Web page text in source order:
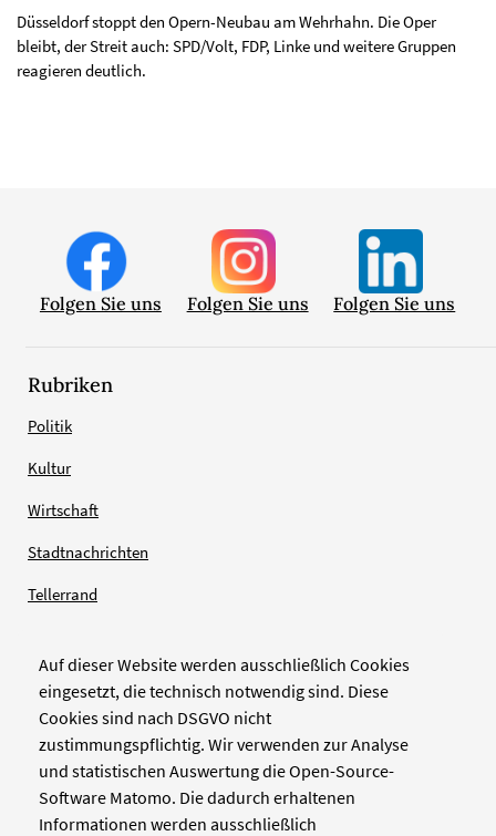
Auf dieser Website werden ausschließlich Cookies
eingesetzt, die technisch notwendig sind. Diese
Cookies sind nach DSGVO nicht
zustimmungspflichtig. Wir verwenden zur Analyse
und statistischen Auswertung die Open-Source-
Software Matomo. Die dadurch erhaltenen
Informationen werden ausschließlich
Düsseldorf stoppt den Opern-Neubau am Wehrhahn. Die Oper
bleibt, der Streit auch: SPD/Volt, FDP, Linke und weitere Gruppen
reagieren deutlich.
Folgen Sie uns Folgen Sie uns Folgen Sie uns
Rubriken
Politik
Kultur
Wirtschaft
Stadtnachrichten
Tellerrand
Verlag
Pinienstraße 2
40233 Düsseldorf
www.zellwerk.com